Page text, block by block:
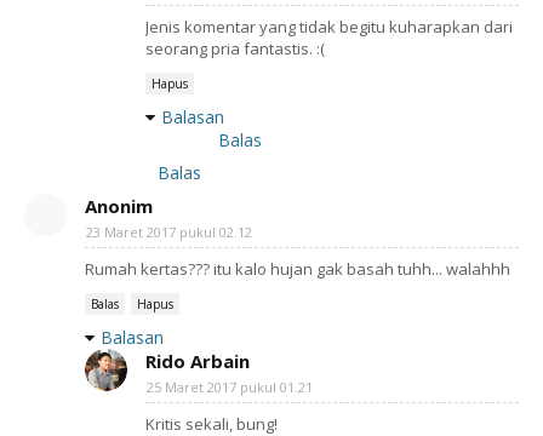
Jenis komentar yang tidak begitu kuharapkan dari
seorang pria fantastis. :(
Hapus
Balasan
Balas
Balas
Anonim
23 Maret 2017 pukul 02.12
Rumah kertas??? itu kalo hujan gak basah tuhh... walahhh
Balas Hapus
Balasan
Rido Arbain
25 Maret 2017 pukul 01.21
Kritis sekali, bung!